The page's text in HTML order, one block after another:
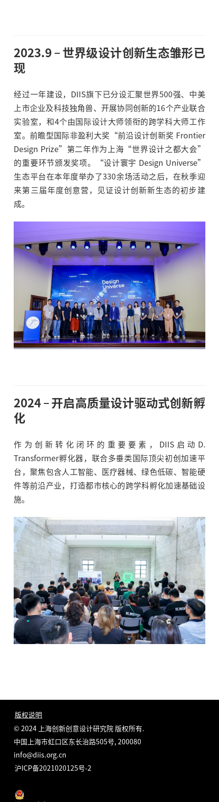
2023.9 世界级设计创新生态雏形已
现
经过一年建设，DIIS旗下已分设汇聚世界500强、中美
上市企业及科技独角兽、开展协同创新的16个产业联合
实验室，和4个由国际设计大师领衔的跨学科大师工作
室。前瞻型国际非盈利大奖“前沿设计创新奖 Frontier
Design Prize”第二年作为上海“世界设计之都大会”
的重要环节颁发奖项。“设计寰宇 Design Universe”
生态平台在本年度举办了330余场活动之后，在秋季迎
来第三届年度创意营，见证设计创新新生态的初步建
成。
2024 开启高质量设计驱动式创新孵
化
作为创新转化闭环的重要要素，DIIS启动D.
Transformer孵化器，联合多垂类国际顶尖初创加速平
台，聚焦包含人工智能、医疗器械、绿色低碳、智能硬
件等前沿产业，打造都市核心的跨学科孵化加速基础设
施。
版权说明
© 2024 上海创新创意设计研究院 版权所有.
中国上海市虹口区东长治路505号, 200080
info@diis.org.cn
沪ICP备2021020125号-2